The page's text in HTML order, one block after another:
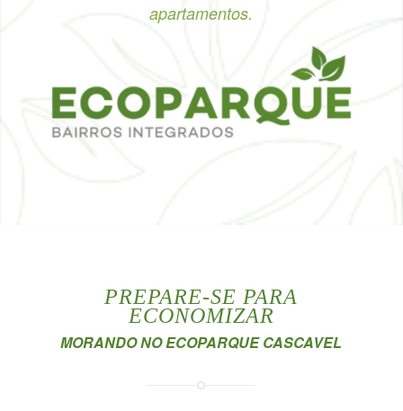
apartamentos.
PREPARE-SE PARA
ECONOMIZAR
MORANDO NO ECOPARQUE CASCAVEL